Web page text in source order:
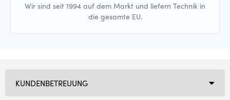
Wir sind seit 1994 auf dem Markt und liefern Technik in
die gesamte EU.
KUNDENBETREUUNG